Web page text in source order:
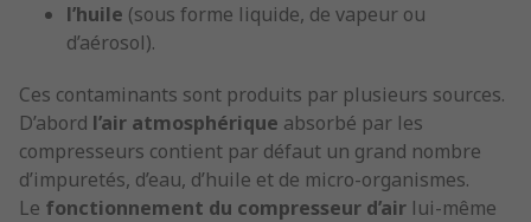
l’huile (sous forme liquide, de vapeur ou
d’aérosol).
Ces contaminants sont produits par plusieurs sources.
D’abord l’air atmosphérique absorbé par les
compresseurs contient par défaut un grand nombre
d’impuretés, d’eau, d’huile et de micro-organismes.
Le fonctionnement du compresseur d’air lui-même